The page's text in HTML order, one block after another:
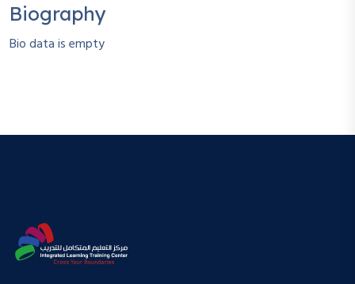
Biography
Bio data is empty